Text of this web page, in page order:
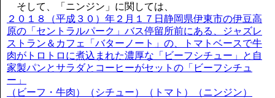
そして、「ニンジン」に関しては、
２０１８（平成３０）年２月１７日静岡県伊東市の伊豆高
原の「セントラルパーク」バス停留所前にある、ジャズレ
ストラン＆カフェ「バターノート」の、トマトベースで牛
肉がトロトロに煮込まれた濃厚な「ビーフシチュー」と自
家製パンとサラダとコーヒーがセットの「ビーフシチュ
ー」
（ビーフ・牛肉）（シチュー）（トマト）（ニンジン）